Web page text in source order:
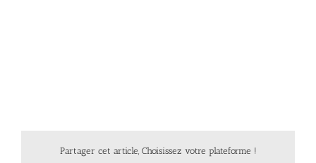
Partager cet article, Choisissez votre plateforme !